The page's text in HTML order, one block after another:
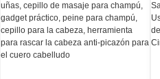
Pequeña, Tocado